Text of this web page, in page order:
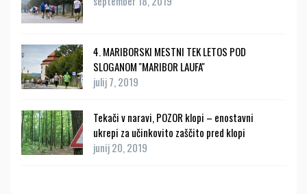
4. MARIBORSKI MESTNI TEK LETOS POD
SLOGANOM ''MARIBOR LAUFA''
julij 7, 2019
Tekači v naravi, POZOR klopi – enostavni
ukrepi za učinkovito zaščito pred klopi
junij 20, 2019